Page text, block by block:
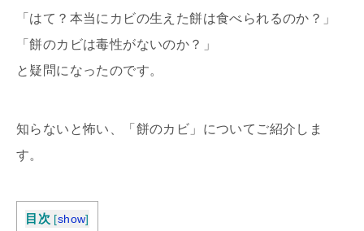
「はて？本当にカビの生えた餅は食べられるのか？」
「餅のカビは毒性がないのか？」
と疑問になったのです。
知らないと怖い、「餅のカビ」についてご紹介しま
す。
目次 [show]